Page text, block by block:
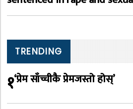
TRENDING
१‘प्रेम साँच्चीकै प्रेमजस्तो होस्’